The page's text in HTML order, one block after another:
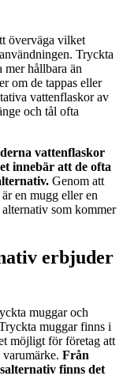
överväga vilket
Tryckta
mer hållbara än
om de tappas eller
vattenflaskor av
och tål ofta
vattenflaskor
innebär att de ofta
Genom att
en mugg eller en
som kommer
erbjuder
muggar och
muggar finns i
möjligt för företag att
Från
finns det